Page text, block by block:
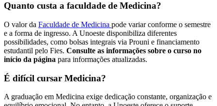
Quanto custa a faculdade de Medicina?
O valor da Faculdade de Medicina pode variar conforme o semestre
e a forma de ingresso. A Unoeste disponibiliza diferentes
possibilidades, como bolsas integrais via Prouni e financiamento
estudantil pelo Fies. Consulte as informações sobre o curso no
início da página para informações atualizadas.
É difícil cursar Medicina?
A graduação em Medicina exige dedicação constante, organização e